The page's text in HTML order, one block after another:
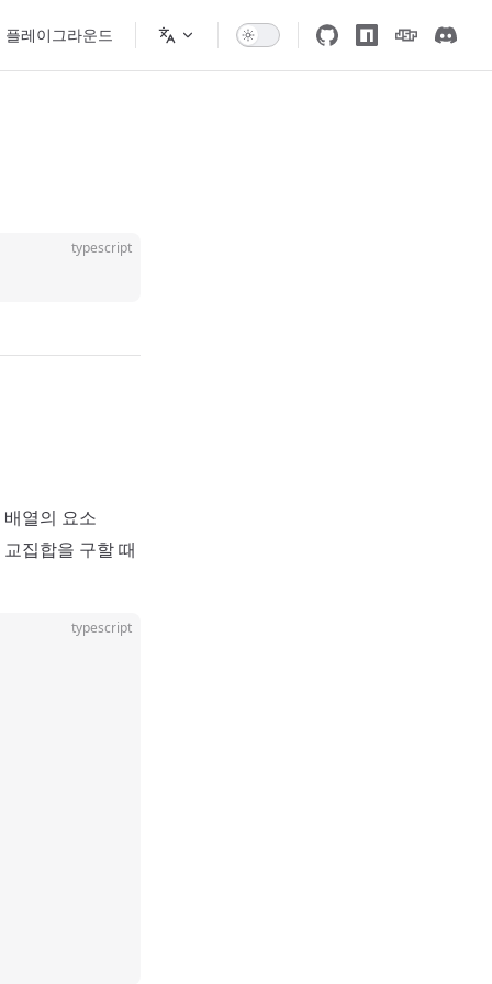
플레이그라운드
typescript
열의 요소
집합을 구할 때
typescript